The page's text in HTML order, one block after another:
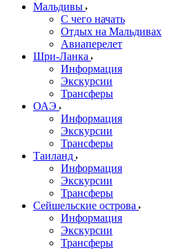
Мальдивы
С чего начать
Отдых на Мальдивах
Авиаперелет
Шри-Ланка
Информация
Экскурсии
Трансферы
ОАЭ
Информация
Экскурсии
Трансферы
Таиланд
Информация
Экскурсии
Трансферы
Сейшельские острова
Информация
Экскурсии
Трансферы